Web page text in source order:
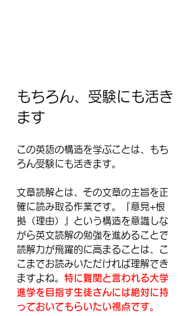
もちろん、受験にも活き
ます
この英語の構造を学ぶことは、もち
ろん受験にも活きます。
文章読解とは、その文章の主旨を正
確に読み取る作業です。『意見+根
拠（理由）』という構造を意識しな
がら英文読解の勉強を進めることで
読解力が飛躍的に高まることは、こ
こまでお読みいただければ理解でき
ますよね。 特に難関と言われる大学
進学を目指す生徒さんには絶対に持
っておいてもらいたい視点です。